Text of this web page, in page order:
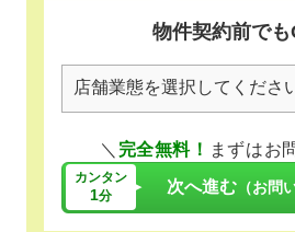
物件契約前でも
＼ 完全無料！ まずはお
カンタン
1分 次へ進む （お問